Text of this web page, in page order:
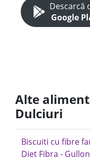
Descarcă
Google
Alte
Dulciuri
Biscuiti cu fibre
Diet Fibra - Gullon